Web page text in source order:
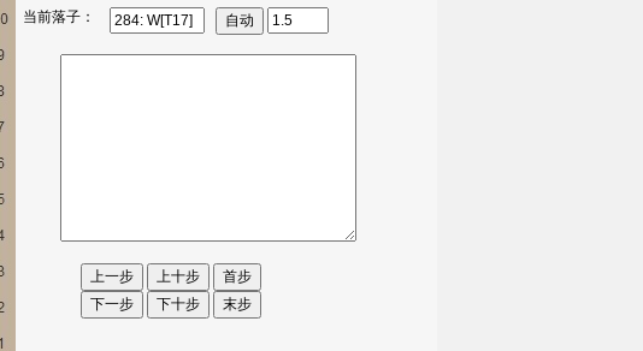
当前落子：